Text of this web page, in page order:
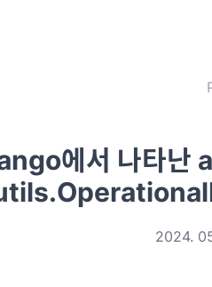
에서 나타난
2024.